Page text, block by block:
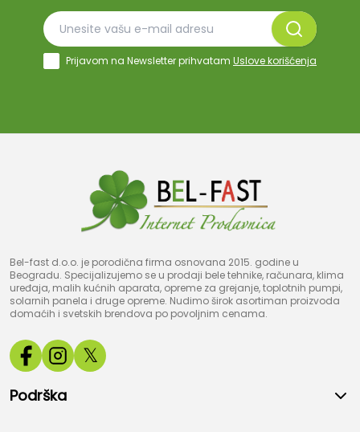
Prijavom na Newsletter prihvatam Uslove korišćenja
Bel-fast d.o.o. je porodična firma osnovana 2015. godine u
Beogradu. Specijalizujemo se u prodaji bele tehnike, računara, klima
uređaja, malih kućnih aparata, opreme za grejanje, toplotnih pumpi,
solarnih panela i druge opreme. Nudimo širok asortiman proizvoda
domaćih i svetskih brendova po povoljnim cenama.
𝕏
Podrška